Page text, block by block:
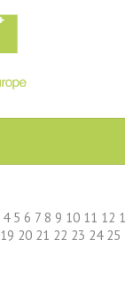
4 5 6 7 8 9 10 11 12
19 20 21 22 23 24 25